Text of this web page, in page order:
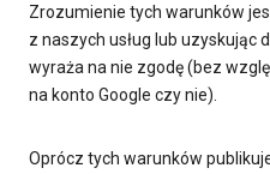
Zrozumienie tych warunków
z naszych usług lub uzyskując
wyraża na nie zgodę (bez
na konto Google czy nie).
Oprócz tych warunków